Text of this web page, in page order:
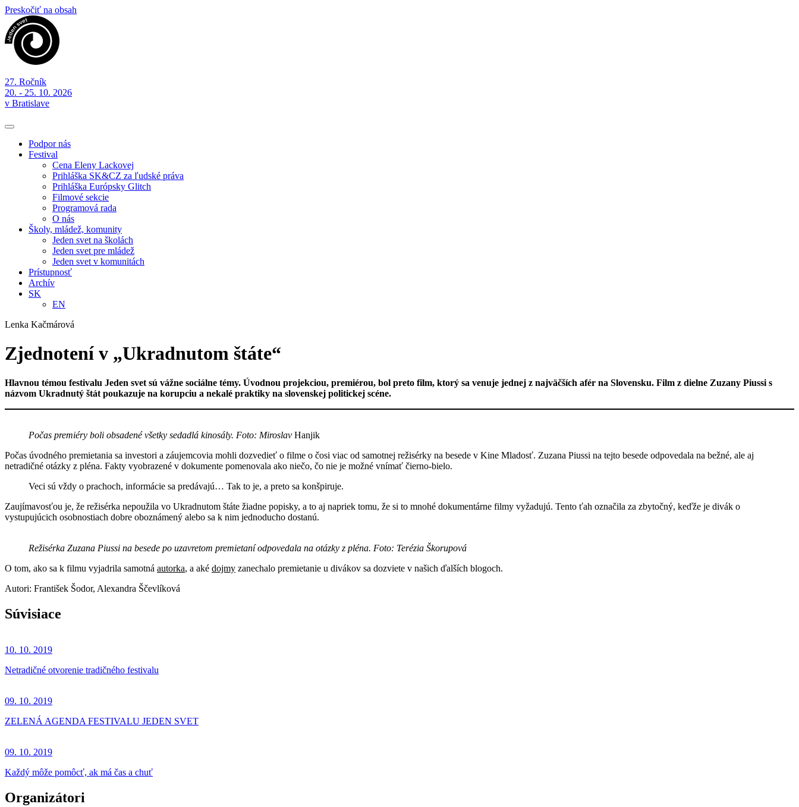
Preskočiť na obsah
27. Ročník
20. - 25. 10. 2026
v Bratislave
Podpor nás
Festival
Cena Eleny Lackovej
Prihláška SK&CZ za ľudské práva
Prihláška Európsky Glitch
Filmové sekcie
Programová rada
O nás
Školy, mládež, komunity
Jeden svet na školách
Jeden svet pre mládež
Jeden svet v komunitách
Prístupnosť
Archív
SK
EN
Lenka Kačmárová
Zjednotení v „Ukradnutom štáte“
Hlavnou témou festivalu Jeden svet sú vážne sociálne témy. Úvodnou projekciou, premiérou, bol preto film, ktorý sa venuje jednej z najväčších afér na Slovensku. Film z dielne Zuzany Piussi s
názvom Ukradnutý štát poukazuje na korupciu a nekalé praktiky na slovenskej politickej scéne.
Počas premiéry boli obsadené všetky sedadlá kinosály. Foto: Miroslav Hanjik
Počas úvodného premietania sa investori a záujemcovia mohli dozvedieť o filme o čosi viac od samotnej režisérky na besede v Kine Mladosť. Zuzana Piussi na tejto besede odpovedala na bežné, ale aj
netradičné otázky z pléna. Fakty vyobrazené v dokumente pomenovala ako niečo, čo nie je možné vnímať čierno-bielo.
Veci sú vždy o prachoch, informácie sa predávajú… Tak to je, a preto sa konšpiruje.
Zaujímavosťou je, že režisérka nepoužila vo Ukradnutom štáte žiadne popisky, a to aj napriek tomu, že si to mnohé dokumentárne filmy vyžadujú. Tento ťah označila za zbytočný, keďže je divák o
vystupujúcich osobnostiach dobre oboznámený alebo sa k nim jednoducho dostanú.
Režisérka Zuzana Piussi na besede po uzavretom premietaní odpovedala na otázky z pléna. Foto: Terézia Škorupová
O tom, ako sa k filmu vyjadrila samotná autorka, a aké dojmy zanechalo premietanie u divákov sa dozviete v našich ďalších blogoch.
Autori: František Šodor, Alexandra Ščevlíková
Súvisiace
10. 10. 2019
Netradičné otvorenie tradičného festivalu
09. 10. 2019
ZELENÁ AGENDA FESTIVALU JEDEN SVET
09. 10. 2019
Každý môže pomôcť, ak má čas a chuť
Organizátori